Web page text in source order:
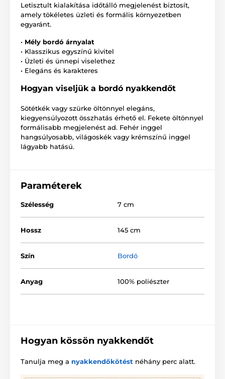
Letisztult kialakítása időtálló megjelenést biztosít,
amely tökéletes üzleti és formális környezetben
egyaránt.
• Mély bordó árnyalat
• Klasszikus egyszínű kivitel
• Üzleti és ünnepi viselethez
• Elegáns és karakteres
Hogyan viseljük a bordó nyakkendőt
Sötétkék vagy szürke öltönnyel elegáns,
kiegyensúlyozott összhatás érhető el. Fekete öltönnyel
formálisabb megjelenést ad. Fehér inggel
hangsúlyosabb, világoskék vagy krémszínű inggel
lágyabb hatású.
Paraméterek
Szélesség 7 cm
Hossz 145 cm
Szín Bordó
Anyag 100% poliészter
Hogyan kössön nyakkendőt
Tanulja meg a nyakkendőkötést néhány perc alatt.